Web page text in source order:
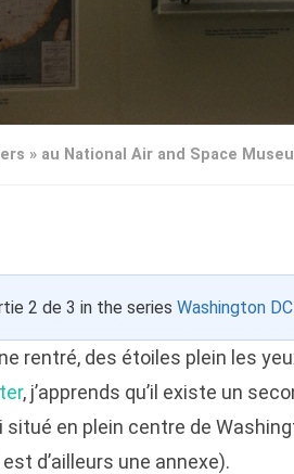
» au National Air and Space
2 de 3 in the series Washington
rentré, des étoiles plein les
, j’apprends qu’il existe un
situé en plein centre de
d’ailleurs une annexe).